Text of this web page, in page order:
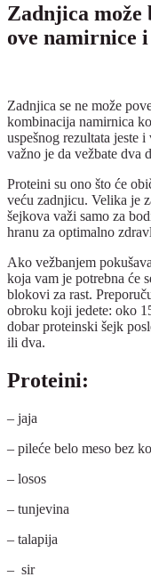
Zadnjica
ove namirnice
Zadnjica se ne može
kombinacija namirnica
uspešnog rezultata jeste
važno je da vežbate dva
Proteini su ono što će
veću zadnjicu. Velika je
šejkova važi samo za
hranu za optimalno
Ako vežbanjem
koja vam je potrebna će
blokovi za rast.
obroku koji jedete: oko
dobar proteinski šejk
ili dva.
Proteini:
– jaja
– pileće belo meso bez
– losos
– tunjevina
– talapija
– sir